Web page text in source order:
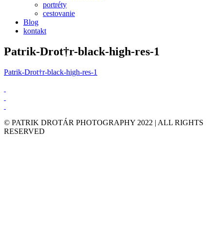
portréty
cestovanie
Blog
kontakt
Patrik-Drot†r-black-high-res-1
Patrik-Drot†r-black-high-res-1
© PATRIK DROTÁR PHOTOGRAPHY 2022 | ALL RIGHTS
RESERVED